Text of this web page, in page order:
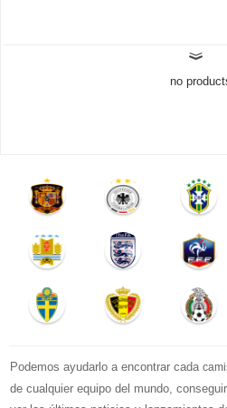
no
Podemos ayudarlo a encontrar cada
de cualquier equipo del mundo,